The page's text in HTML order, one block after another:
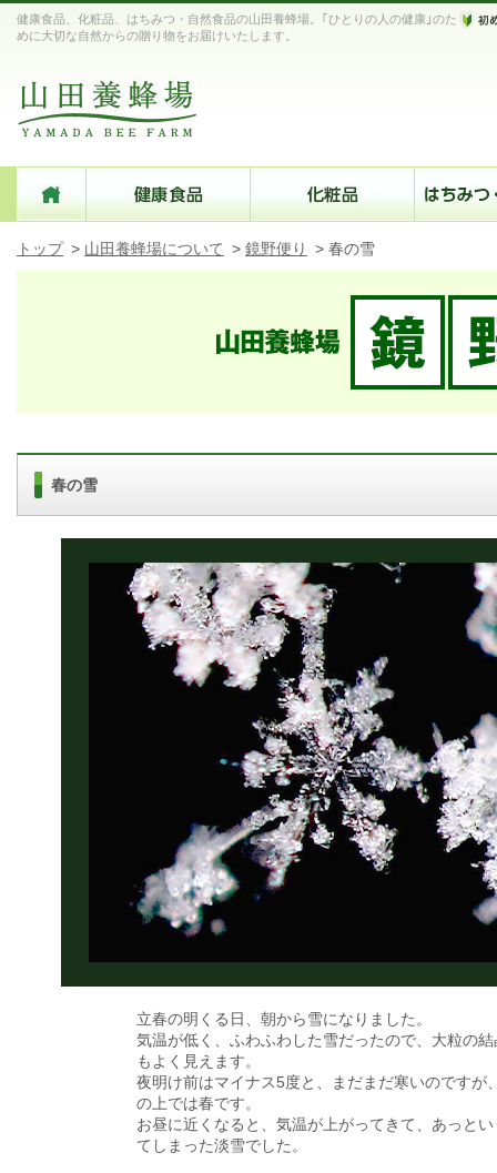
健康食品、化粧品、はちみつ・自然食品の山田養蜂場。｢ひとりの人の健康｣のた
めに大切な自然からの贈り物をお届けいたします。
トップ > 山田養蜂場について > 鏡野便り > 春の雪
春の雪
立春の明くる日、朝から雪になりました。
気温が低く、ふわふわした雪だったので、大粒の
もよく見えます。
夜明け前はマイナス5度と、まだまだ寒いのですが
の上では春です。
お昼に近くなると、気温が上がってきて、あっと
てしまった淡雪でした。